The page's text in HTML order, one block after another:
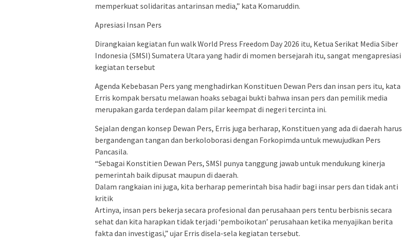
memperkuat solidaritas antarinsan media,” kata Komaruddin.
Apresiasi Insan Pers
Dirangkaian kegiatan fun walk World Press Freedom Day 2026 itu, Ketua Serikat Media Siber
Indonesia (SMSI) Sumatera Utara yang hadir di momen bersejarah itu, sangat mengapresiasi
kegiatan tersebut
Agenda Kebebasan Pers yang menghadirkan Konstituen Dewan Pers dan insan pers itu, kata
Erris kompak bersatu melawan hoaks sebagai bukti bahwa insan pers dan pemilik media
merupakan garda terdepan dalam pilar keempat di negeri tercinta ini.
Sejalan dengan konsep Dewan Pers, Erris juga berharap, Konstituen yang ada di daerah harus
bergandengan tangan dan berkoloborasi dengan Forkopimda untuk mewujudkan Pers
Pancasila.
“Sebagai Konstitien Dewan Pers, SMSI punya tanggung jawab untuk mendukung kinerja
pemerintah baik dipusat maupun di daerah.
Dalam rangkaian ini juga, kita berharap pemerintah bisa hadir bagi insar pers dan tidak anti
kritik
Artinya, insan pers bekerja secara profesional dan perusahaan pers tentu berbisnis secara
sehat dan kita harapkan tidak terjadi ‘pemboikotan’ perusahaan ketika menyajikan berita
fakta dan investigasi,” ujar Erris disela-sela kegiatan tersebut.